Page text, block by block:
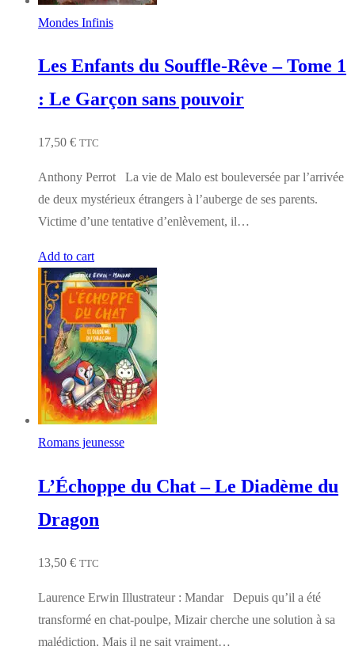
Mondes Infinis
Les Enfants du Souffle-Rêve – Tome 1
: Le Garçon sans pouvoir
17,50 € TTC
Anthony Perrot La vie de Malo est bouleversée par l’arrivée
de deux mystérieux étrangers à l’auberge de ses parents.
Victime d’une tentative d’enlèvement, il…
Add to cart
Romans jeunesse
L’Échoppe du Chat – Le Diadème du
Dragon
13,50 € TTC
Laurence Erwin Illustrateur : Mandar Depuis qu’il a été
transformé en chat-poulpe, Mizair cherche une solution à sa
malédiction. Mais il ne sait vraiment…